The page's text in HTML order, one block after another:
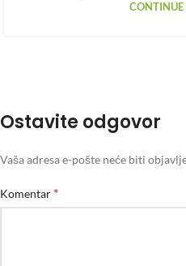
Ostavite odgovor
Vaša adresa e-pošte neće biti
Komentar *